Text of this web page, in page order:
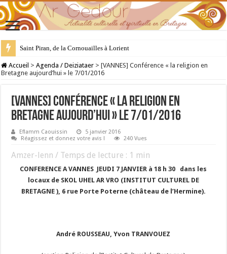
Saint Piran, de la Cornouailles à Lorient
28 juillet : Saint Samson de Dol, père de la Bretagne chrétienne
Accueil > Agenda / Deiziataer > [VANNES] Conférence « la religion en
Bretagne aujourd’hui » le 7/01/2016
[VANNES] Conférence « la religion en
Bretagne aujourd’hui » le 7/01/2016
Eflamm Caouissin
5 janvier 2016
Réagissez et donnez votre avis !
240 Vues
Amzer-lenn / Temps de lecture : 1 min
CONFERENCE A VANNES JEUDI 7 JANVIER à 18 h 30 dans les
locaux de SKOL UHEL AR VRO (INSTITUT CULTUREL DE
BRETAGNE ), 6 rue Porte Poterne (château de l’Hermine).
André ROUSSEAU, Yvon TRANVOUEZ